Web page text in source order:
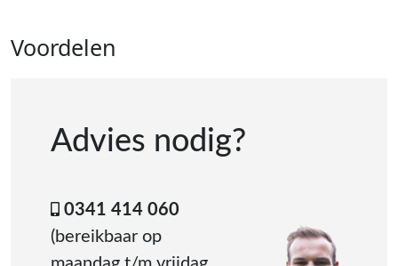
Voordelen
Advies nodig?
0341 414 060
(bereikbaar op